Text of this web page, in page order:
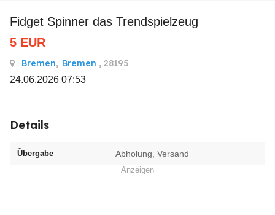
Fidget Spinner das Trendspielzeug
5 EUR
Bremen, Bremen , 28195
24.06.2026 07:53
Details
Übergabe Abholung, Versand
Anzeigen